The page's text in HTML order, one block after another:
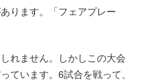
ります。「フェアプレー
れません。しかしこの大会
ています。6試合を戦って、